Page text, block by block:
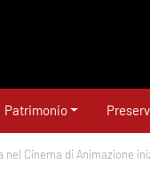
Patrimonio
Cinema di Animazione